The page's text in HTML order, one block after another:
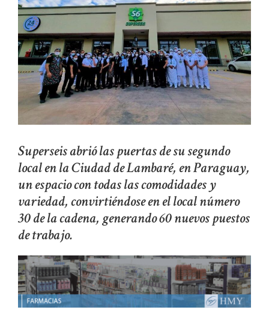
Superseis abrió las puertas de su segundo
local en la Ciudad de Lambaré, en Paraguay,
un espacio con todas las comodidades y
variedad, convirtiéndose en el local número
30 de la cadena, generando 60 nuevos puestos
de trabajo.